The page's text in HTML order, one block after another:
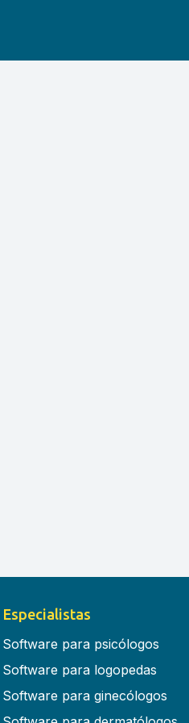
Especialistas
Software para psicólogos
Software para logopedas
Software para ginecólogos